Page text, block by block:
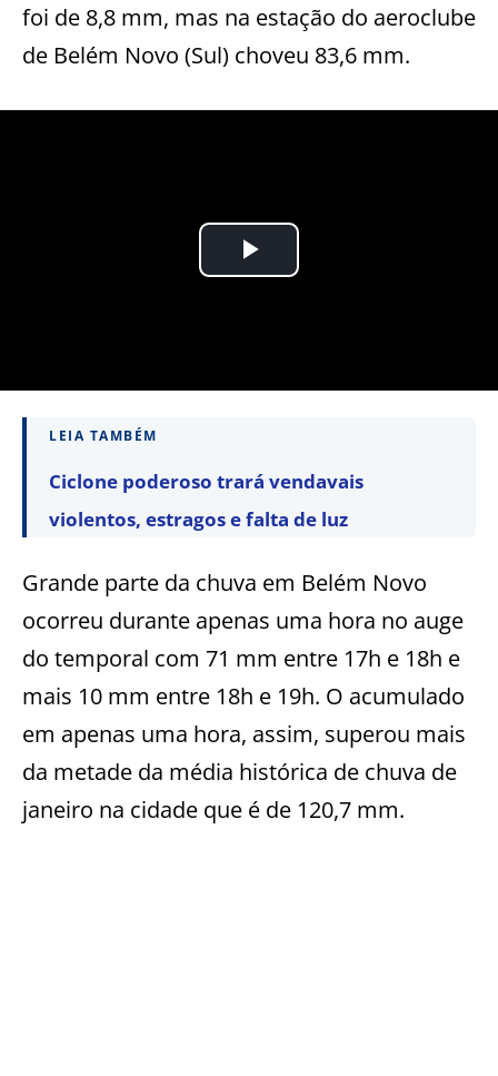
foi de 8,8 mm, mas na estação do aeroclube
de Belém Novo (Sul) choveu 83,6 mm.
LEIA TAMBÉM
Ciclone poderoso trará vendavais
violentos, estragos e falta de luz
Grande parte da chuva em Belém Novo
ocorreu durante apenas uma hora no auge
do temporal com 71 mm entre 17h e 18h e
mais 10 mm entre 18h e 19h. O acumulado
em apenas uma hora, assim, superou mais
da metade da média histórica de chuva de
janeiro na cidade que é de 120,7 mm.